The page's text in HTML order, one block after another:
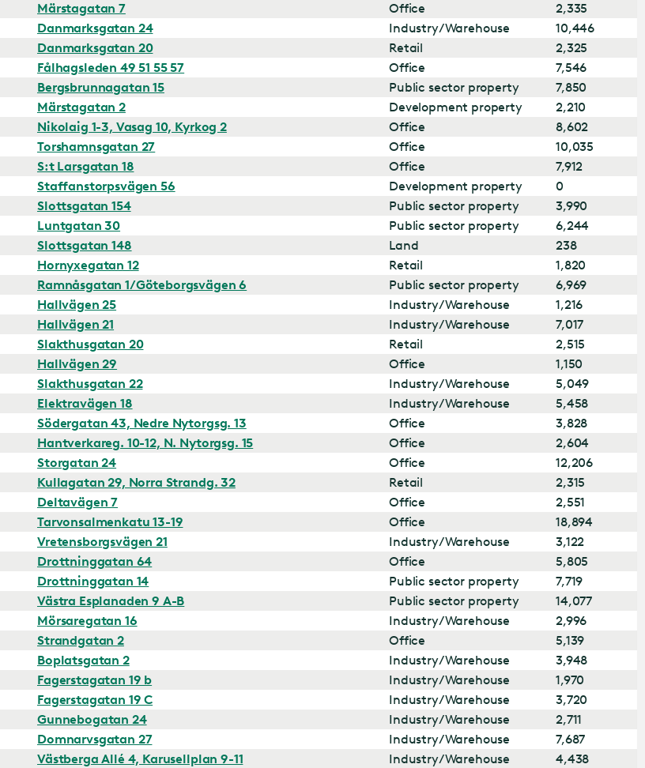
Märstagatan 7 Office
2,335
Danmarksgatan 24 Industry/Warehouse
10,446
Danmarksgatan 20 Retail
2,325
Fålhagsleden 49 51 55 57 Office
7,546
Bergsbrunnagatan 15 Public sector property
7,850
Märstagatan 2 Development property
2,210
Nikolaig 1-3, Vasag 10, Kyrkog 2 Office
8,602
Torshamnsgatan 27 Office
10,035
S:t Larsgatan 18 Office
7,912
Staffanstorpsvägen 56 Development property
0
Slottsgatan 154 Public sector property
3,990
Luntgatan 30 Public sector property
6,244
Slottsgatan 148 Land
238
Hornyxegatan 12 Retail
1,820
Ramnåsgatan 1/Göteborgsvägen 6 Public sector property
6,969
Hallvägen 25 Industry/Warehouse
1,216
Hallvägen 21 Industry/Warehouse
7,017
Slakthusgatan 20 Retail
2,515
Hallvägen 29 Office
1,150
Slakthusgatan 22 Industry/Warehouse
5,049
Elektravägen 18 Industry/Warehouse
5,458
Södergatan 43, Nedre Nytorgsg. 13 Office
3,828
Hantverkareg. 10-12, N. Nytorgsg. 15 Office
2,604
Storgatan 24 Office
12,206
Kullagatan 29, Norra Strandg. 32 Retail
2,315
Deltavägen 7 Office
2,551
Tarvonsalmenkatu 13-19 Office
18,894
Vretensborgsvägen 21 Industry/Warehouse
3,122
Drottninggatan 64 Office
5,805
Drottninggatan 14 Public sector property
7,719
Västra Esplanaden 9 A-B Public sector property
14,077
Mörsaregatan 16 Industry/Warehouse
2,996
Strandgatan 2 Office
5,139
Boplatsgatan 2 Industry/Warehouse
3,948
Fagerstagatan 19 b Industry/Warehouse
1,970
Fagerstagatan 19 C Industry/Warehouse
3,720
Gunnebogatan 24 Industry/Warehouse
2,711
Domnarvsgatan 27 Industry/Warehouse
7,687
Västberga Allé 4, Karusellplan 9-11 Industry/Warehouse
4,438